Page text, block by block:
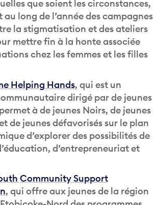
que soient les circonstances,
long de l’année des campagnes
la stigmatisation et des ateliers
mettre fin à la honte associée
chez les femmes et les filles
Helping Hands, qui est un
dirigé par de jeunes
à de jeunes Noirs, de jeunes
de jeunes défavorisés sur le plan
d’explorer des possibilités de
d’entrepreneuriat et
Community Support
, qui offre aux jeunes de la région